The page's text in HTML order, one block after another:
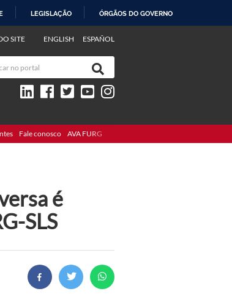
LEGISLAÇÃO ÓRGÃOS DO GOVERNO
ENGLISH ESPAÑOL
SITE
Fale conosco AVA FURG
é
SLS